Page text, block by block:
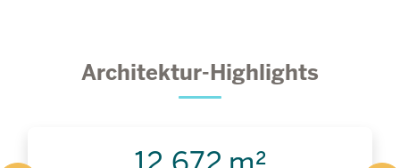
Architektur-Highlights